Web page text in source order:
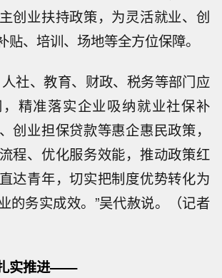
创业扶持政策，为灵活就业、创
贴、培训、场地等全方位保障。
社、教育、财政、税务等部门应
精准落实企业吸纳就业社保补
创业担保贷款等惠企惠民政策，
程、优化服务效能，推动政策红
达青年，切实把制度优势转化为
的务实成效。”吴代赦说。（记者
实推进——